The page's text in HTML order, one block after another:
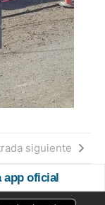
siguiente
app oficial